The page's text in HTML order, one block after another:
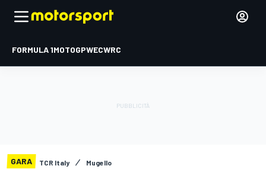
FORMULA 1MOTOGPWECWRC
GARA TCR Italy Mugello